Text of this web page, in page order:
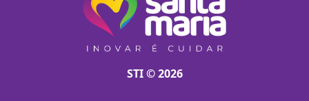
STI © 2026